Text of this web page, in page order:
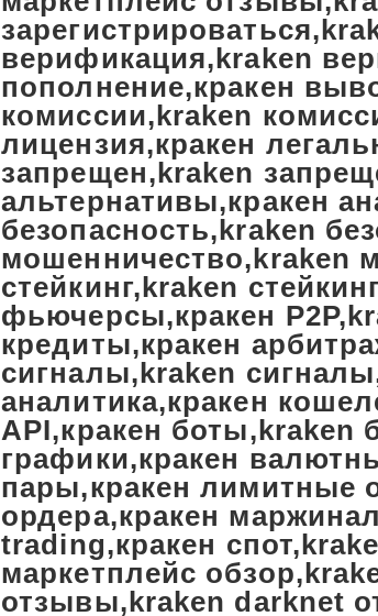
верификация,kraken
пополнение,кракен
комиссии,kraken
лицензия,кракен
запрещен,kraken
альтернативы,кракен
безопасность,kraken
мошенничество,kraken
стейкинг,kraken
фьючерсы,кракен
кредиты,кракен
сигналы,kraken
аналитика,кракен
API,кракен боты,kraken
графики,кракен
пары,кракен лимитные
ордера,кракен
trading,кракен
маркетплейс
отзывы,kraken darknet